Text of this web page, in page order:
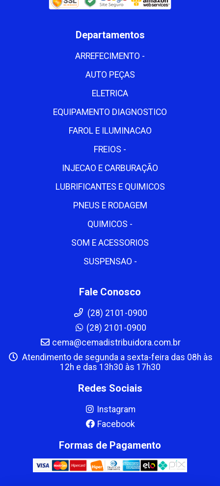
Departamentos
ARREFECIMENTO -
AUTO PEÇAS
ELETRICA
EQUIPAMENTO DIAGNOSTICO
FAROL E ILUMINACAO
FREIOS -
INJECAO E CARBURAÇÃO
LUBRIFICANTES E QUIMICOS
PNEUS E RODAGEM
QUIMICOS -
SOM E ACESSORIOS
SUSPENSAO -
Fale Conosco
(28) 2101-0900
(28) 2101-0900
cema@cemadistribuidora.com.br
Atendimento de segunda a sexta-feira das 08h às
12h e das 13h30 às 17h30
Redes Sociais
Instagram
Facebook
Formas de Pagamento